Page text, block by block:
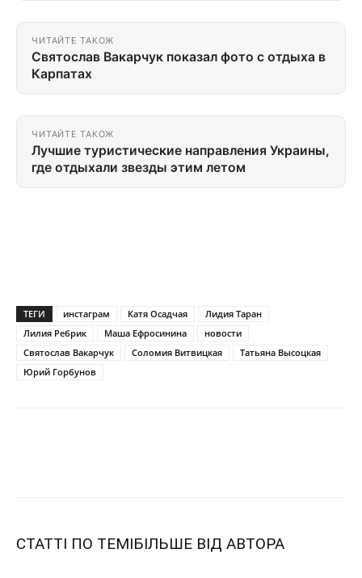
ЧИТАЙТЕ ТАКОЖ
Святослав Вакарчук показал фото с отдыха в
Карпатах
ЧИТАЙТЕ ТАКОЖ
Лучшие туристические направления Украины,
где отдыхали звезды этим летом
ТЕГИ инстаграм Катя Осадчая
Лидия Таран
Лилия Ребрик
Маша Ефросинина
новости
Святослав Вакарчук
Соломия Витвицкая
Татьяна Высоцкая
Юрий Горбунов
СТАТТІ ПО ТЕМІБІЛЬШЕ ВІД АВТОРА